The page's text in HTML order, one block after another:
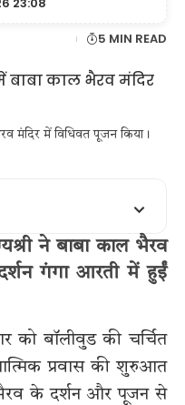
5 MIN READ
मंदिर में विधिवत पूजन किया।
ने बाबा काल भैरव
गंगा आरती में हुईं
को बॉलीवुड की चर्चित
प्रवास की शुरुआत
के दर्शन और पूजन से